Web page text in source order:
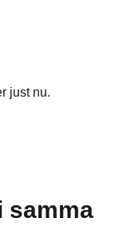
just nu.
samma